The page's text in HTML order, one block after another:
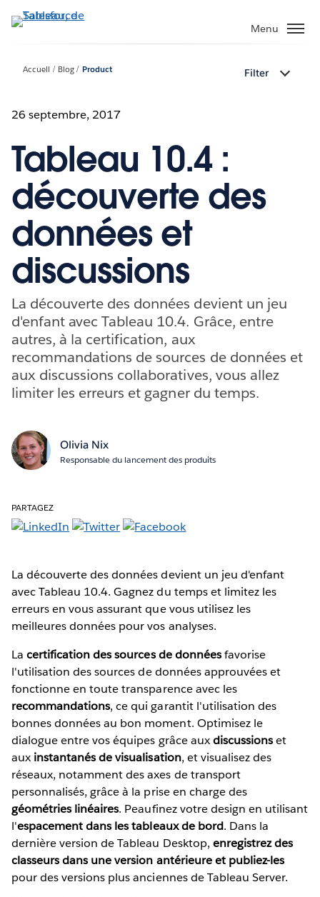
Aller
au
Menu
Accueil Blog Product Filter
26 septembre, 2017
Tableau 10.4 :
découverte des
données et
discussions
La découverte des données devient un jeu
d'enfant avec Tableau 10.4. Grâce, entre
autres, à la certification, aux
recommandations de sources de données et
aux discussions collaboratives, vous allez
limiter les erreurs et gagner du temps.
Olivia Nix
Responsable du lancement des produits
PARTAGEZ
La découverte des données devient un jeu d'enfant
avec Tableau 10.4. Gagnez du temps et limitez les
erreurs en vous assurant que vous utilisez les
meilleures données pour vos analyses.
Lacertification des sources de donnéesfavorise
l'utilisation des sources de données approuvées et
fonctionne en toute transparence avec les
recommandations, ce qui garantit l'utilisation des
bonnes données au bon moment. Optimisez le
dialogue entre vos équipes grâce auxdiscussionset
aux instantanés de visualisation, et visualisez des
réseaux, notamment des axes de transport
personnalisés, grâce à la prise en charge des
géométries linéaires. Peaufinez votre design en utilisant
l'espacement dans les tableaux de bord. Dans la
dernière version de Tableau Desktop, enregistrez des
classeurs dans une version antérieure et publiez-les
pour des versions plus anciennes de Tableau Server.